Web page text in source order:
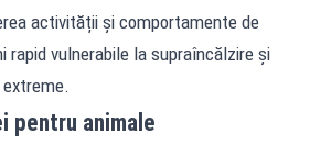
activității și comportamente de
rapid vulnerabile la supraîncălzire și
pentru animale